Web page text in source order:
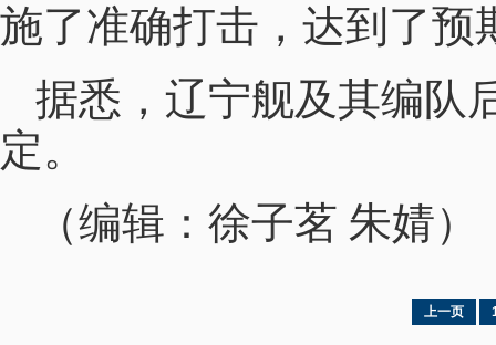
施了准确打击，达到了预
据悉，辽宁舰及其编队
定。
（编辑：徐子茗 朱婧）
上一页